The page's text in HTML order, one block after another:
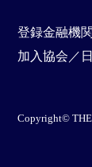
登録金融機
加入協会／
Copyright© THE